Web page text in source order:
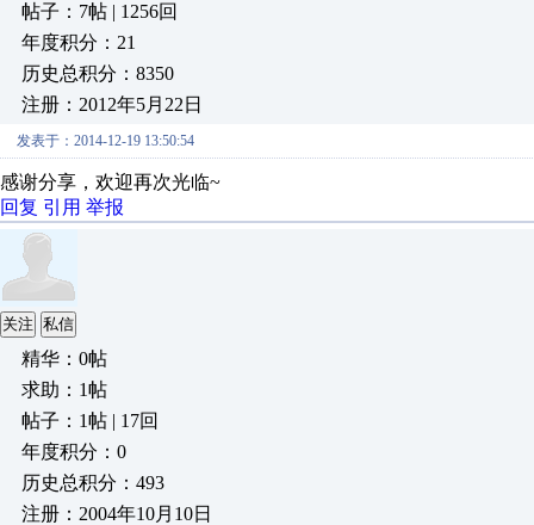
帖子：7帖 | 1256回
年度积分：21
历史总积分：8350
注册：2012年5月22日
发表于：2014-12-19 13:50:54
感谢分享，欢迎再次光临~
回复 引用 举报
关注 私信
精华：0帖
求助：1帖
帖子：1帖 | 17回
年度积分：0
历史总积分：493
注册：2004年10月10日